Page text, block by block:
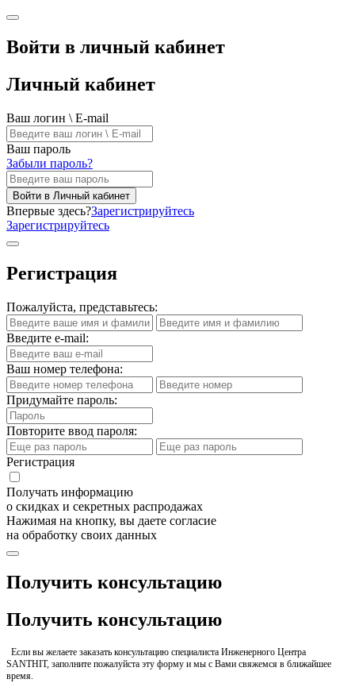
Войти в личный кабинет
Личный кабинет
Ваш логин \ E-mail
Ваш пароль
Забыли пароль?
Войти в Личный кабинет
Впервые здесь?Зарегистрируйтесь
Зарегистрируйтесь
Регистрация
Пожалуйста, представьтесь:
Введите e-mail:
Ваш номер телефона:
Придумайте пароль:
Повторите ввод пароля:
Регистрация
Получать информацию
о скидках и секретных распродажах
Нажимая на кнопку, вы даете согласие
на обработку своих данных
Получить консультацию
Получить консультацию
Если вы желаете заказать консультацию специалиста Инженерного Центра
SANTHIT, заполните пожалуйста эту форму и мы с Вами свяжемся в ближайшее
время.